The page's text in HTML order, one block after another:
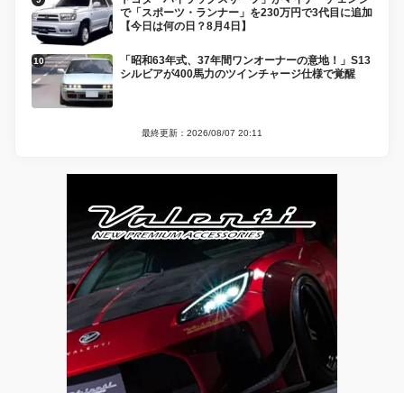
で「スポーツ・ランナー」を230万円で3代目に追加
【今日は何の日？8月4日】
「昭和63年式、37年間ワンオーナーの意地！」S13
シルビアが400馬力のツインチャージ仕様で覚醒
最終更新：2026/08/07 20:11